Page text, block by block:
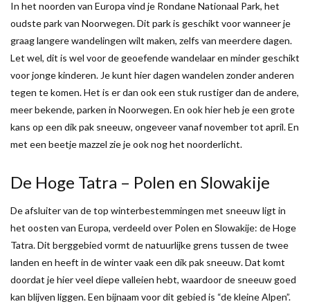
In het noorden van Europa vind je Rondane Nationaal Park, het
oudste park van Noorwegen. Dit park is geschikt voor wanneer je
graag langere wandelingen wilt maken, zelfs van meerdere dagen.
Let wel, dit is wel voor de geoefende wandelaar en minder geschikt
voor jonge kinderen. Je kunt hier dagen wandelen zonder anderen
tegen te komen. Het is er dan ook een stuk rustiger dan de andere,
meer bekende, parken in Noorwegen. En ook hier heb je een grote
kans op een dik pak sneeuw, ongeveer vanaf november tot april. En
met een beetje mazzel zie je ook nog het noorderlicht.
De Hoge Tatra – Polen en Slowakije
De afsluiter van de top winterbestemmingen met sneeuw ligt in
het oosten van Europa, verdeeld over Polen en Slowakije: de Hoge
Tatra. Dit berggebied vormt de natuurlijke grens tussen de twee
landen en heeft in de winter vaak een dik pak sneeuw. Dat komt
doordat je hier veel diepe valleien hebt, waardoor de sneeuw goed
kan blijven liggen. Een bijnaam voor dit gebied is “de kleine Alpen”.